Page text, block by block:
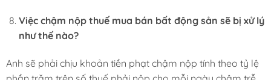
Việc chậm nộp thuế mua bán bất động sản sẽ bị xử lý
như thế nào?
Anh sẽ phải chịu khoản tiền phạt chậm nộp tính theo tỷ lệ